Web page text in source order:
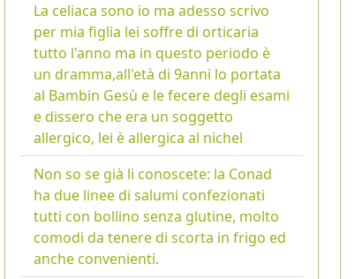
La celiaca sono io ma adesso scrivo
per mia figlia lei soffre di orticaria
tutto l'anno ma in questo periodo è
un dramma,all'età di 9anni lo portata
al Bambin Gesù e le fecere degli esami
e dissero che era un soggetto
allergico, lei è allergica al nichel
Non so se già li conoscete: la Conad
ha due linee di salumi confezionati
tutti con bollino senza glutine, molto
comodi da tenere di scorta in frigo ed
anche convenienti.